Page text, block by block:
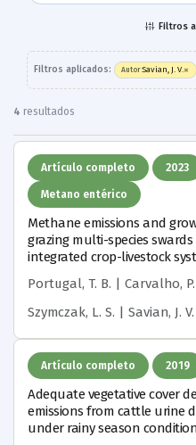
Filtros
Filtros aplicados: Autor:Savian, J. V.×
4 resultados
Artículo completo 2023
Metano entérico
Methane emissions and
grazing multi-species
integrated crop-livestock
Portugal, T. B. | Carvalho,
Szymczak, L. S. | Savian, J.
Artículo completo 2019
Adequate vegetative cover
emissions from cattle urine
under rainy season